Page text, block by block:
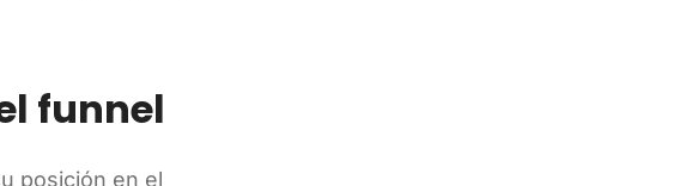
funnel
posición en el